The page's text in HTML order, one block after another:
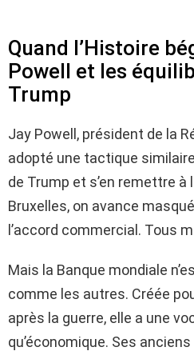
Quand l’Histoire
Powell et les
Trump
Jay Powell, président de la
adopté une tactique
de Trump et s’en remettre
Bruxelles, on avance
l’accord commercial. Tous
Mais la Banque mondiale
comme les autres. Créée
après la guerre, elle a une
qu’économique. Ses